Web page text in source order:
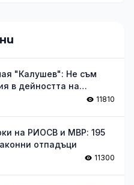
"Калушев": Не съм
в дейността на
11810
на РИОСВ и МВР: 195
отпадъци
11300